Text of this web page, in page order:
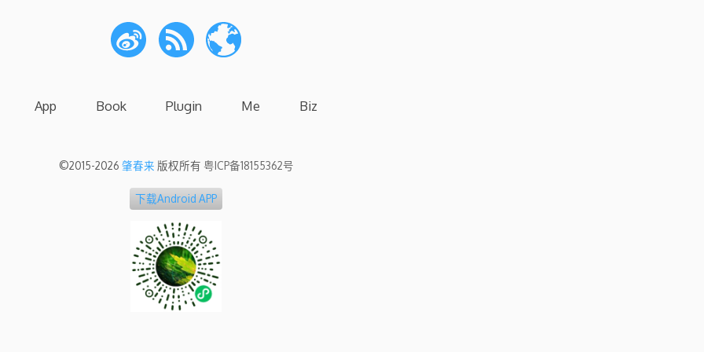
App Book Plugin Me Biz
©2015-2026 肇春来 版权所有 粤ICP备18155362号
下载Android APP